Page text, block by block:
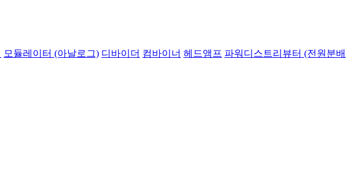
모듈레이터 (아날로그) 디바이더 컴바이너 헤드앰프 파워디스트리뷰터 (전원분배